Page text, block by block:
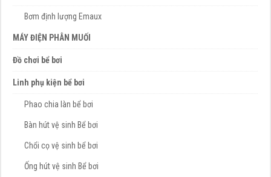
Bơm định lượng Emaux
MÁY ĐIỆN PHÂN MUỐI
Đồ chơi bể bơi
Linh phụ kiện bể bơi
Phao chia làn bể bơi
Bàn hút vệ sinh Bể bơi
Chổi cọ vệ sinh bể bơi
Ống hút vệ sinh Bể bơi